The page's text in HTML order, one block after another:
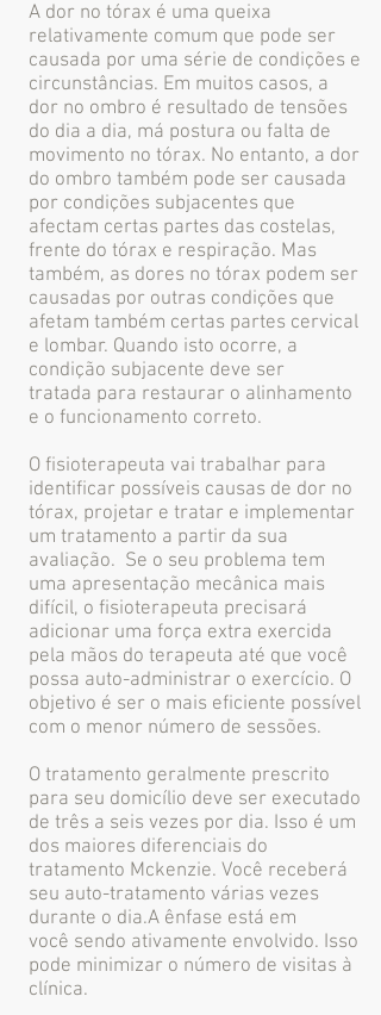
A dor no tórax é uma queixa
relativamente comum que pode ser
causada por uma série de condições e
circunstâncias. Em muitos casos, a
dor no ombro é resultado de tensões
do dia a dia, má postura ou falta de
movimento no tórax. No entanto, a dor
do ombro também pode ser causada
por condições subjacentes que
afectam certas partes das costelas,
frente do tórax e respiração. Mas
também, as dores no tórax podem ser
causadas por outras condições que
afetam também certas partes cervical
e lombar. Quando isto ocorre, a
condição subjacente deve ser
tratada para restaurar o alinhamento
e o funcionamento correto.
O fisioterapeuta vai trabalhar para
identificar possíveis causas de dor no
tórax, projetar e tratar e implementar
um tratamento a partir da sua
avaliação. Se o seu problema tem
uma apresentação mecânica mais
difícil, o fisioterapeuta precisará
adicionar uma força extra exercida
pela mãos do terapeuta até que você
possa auto-administrar o exercício. O
objetivo é ser o mais eficiente possível
com o menor número de sessões.
O tratamento geralmente prescrito
para seu domicílio deve ser executado
de três a seis vezes por dia. Isso é um
dos maiores diferenciais do
tratamento Mckenzie. Você receberá
seu auto-tratamento várias vezes
durante o dia.A ênfase está em
você sendo ativamente envolvido. Isso
pode minimizar o número de visitas à
clínica.